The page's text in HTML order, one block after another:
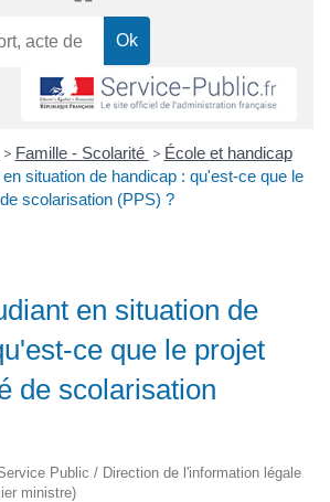
> Famille - Scolarité > École et handicap
situation de handicap : qu'est-ce que le
scolarisation (PPS) ?
en situation de
ce que le projet
de scolarisation
Public / Direction de l'information légale
ministre)